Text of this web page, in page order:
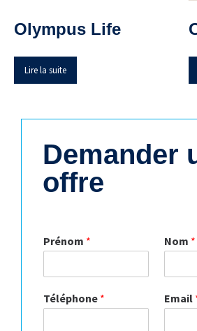
Olympus Life
Lire la suite
Demander
offre
Prénom * Nom *
Téléphone * Email